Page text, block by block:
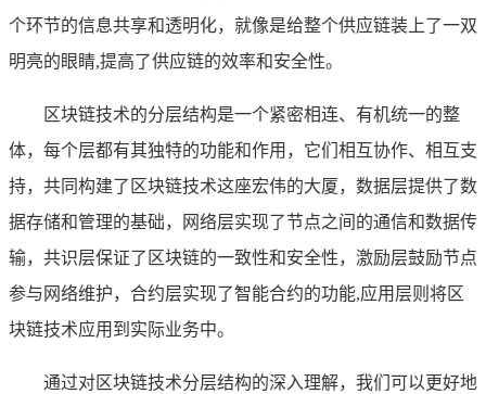
个环节的信息共享和透明化，就像是给整个供应链装上了一双
明亮的眼睛,提高了供应链的效率和安全性。
区块链技术的分层结构是一个紧密相连、有机统一的整
体，每个层都有其独特的功能和作用，它们相互协作、相互支
持，共同构建了区块链技术这座宏伟的大厦，数据层提供了数
据存储和管理的基础，网络层实现了节点之间的通信和数据传
输，共识层保证了区块链的一致性和安全性，激励层鼓励节点
参与网络维护，合约层实现了智能合约的功能,应用层则将区
块链技术应用到实际业务中。
通过对区块链技术分层结构的深入理解，我们可以更好地